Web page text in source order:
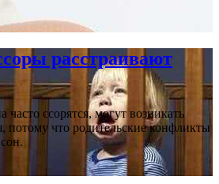
расстраивают
ссорятся, могут возникать
потому что родительские конфликты